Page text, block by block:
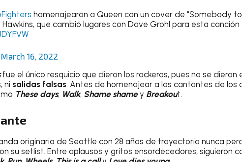
homenajearon a Queen con un cover de "Somebody
que cambió lugares con Dave Grohl para esta canción
March 16, 2022
fue el único resquicio que dieron los rockeros, pues no se dieron
, ni salidas falsas. Antes de homenajear a los cantantes de los
These days, Walk, Shame shamey Breakout.
originaria de Seattle con 28 años de trayectoria nunca
su setlist. Entre aplausos y gritos ensordecedores, siguieron